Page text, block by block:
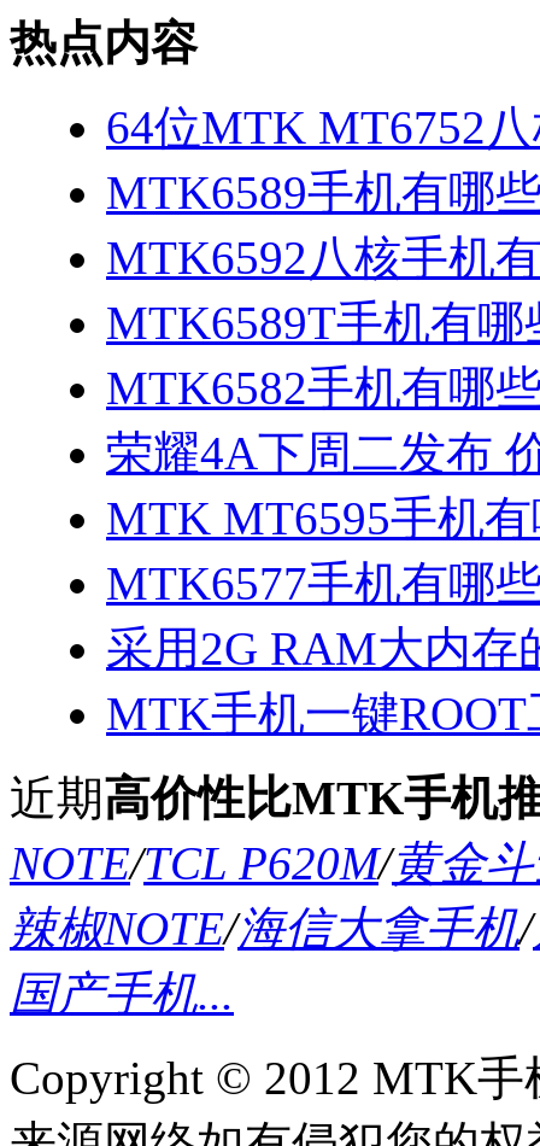
热点内容
64位MTK MT6752
MTK6589手机有哪
MTK6592八核手机
MTK6589T手机有
MTK6582手机有哪
荣耀4A下周二发布
MTK MT6595手机
MTK6577手机有哪
采用2G RAM大内存
MTK手机一键ROOT
近期高价性比MTK手机
NOTE/TCL P620M/黄金
辣椒NOTE/海信大拿手机/
国产手机...
Copyright © 2012 MTK